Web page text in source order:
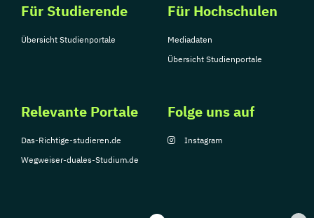
Für Studierende
Übersicht Studienportale
Für Hochschulen
Mediadaten
Übersicht Studienportale
Relevante Portale
Das-Richtige-studieren.de
Wegweiser-duales-Studium.de
Folge uns auf
Instagram